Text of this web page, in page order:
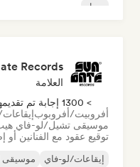
سول
Records
العلامة
> 1300 إجابة تم تقديمها
أفروبيت/أفروبوب
موسيقى تشيل/لو-فاي
توقيع عقود مع الفنانين
إيقاعات/لو-فاي موسيقى